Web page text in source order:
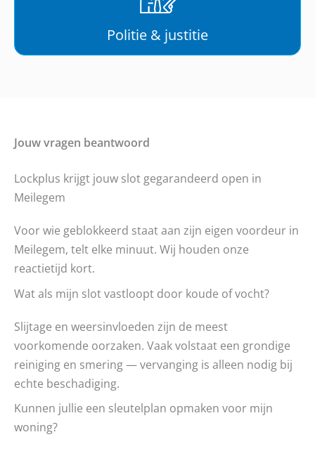
Politie & justitie
Jouw vragen beantwoord
Lockplus krijgt jouw slot gegarandeerd open in
Meilegem
Voor wie geblokkeerd staat aan zijn eigen voordeur in
Meilegem, telt elke minuut. Wij houden onze
reactietijd kort.
Wat als mijn slot vastloopt door koude of vocht?
Slijtage en weersinvloeden zijn de meest
voorkomende oorzaken. Vaak volstaat een grondige
reiniging en smering — vervanging is alleen nodig bij
echte beschadiging.
Kunnen jullie een sleutelplan opmaken voor mijn
woning?